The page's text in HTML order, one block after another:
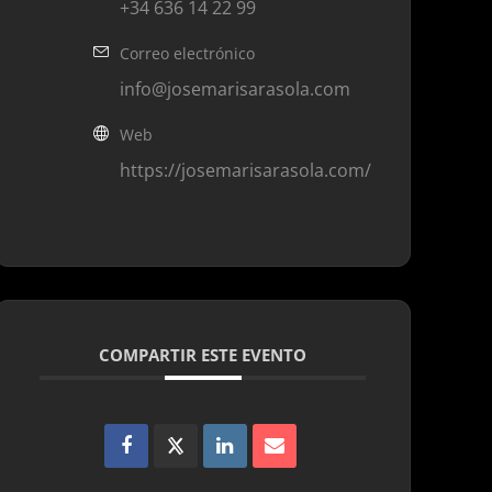
+34 636 14 22 99
Correo electrónico
info@josemarisarasola.com
Web
https://josemarisarasola.com/
COMPARTIR ESTE EVENTO